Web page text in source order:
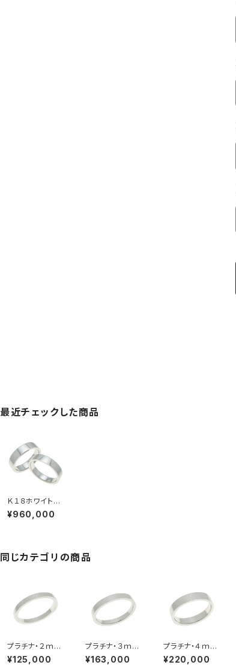
最近チェックした商品
Ｋ１８ホワイトゴ
ールド・ペアリン
グ・５ｍｍ幅・平
¥960,000
同じカテゴリの商品
プラチナ・２ｍｍ
幅・平打ちリング
¥125,000
プラチナ・３ｍｍ
幅・平打ちリング
¥163,000
プラチナ・４ｍｍ
幅・平打ちリング
¥220,000